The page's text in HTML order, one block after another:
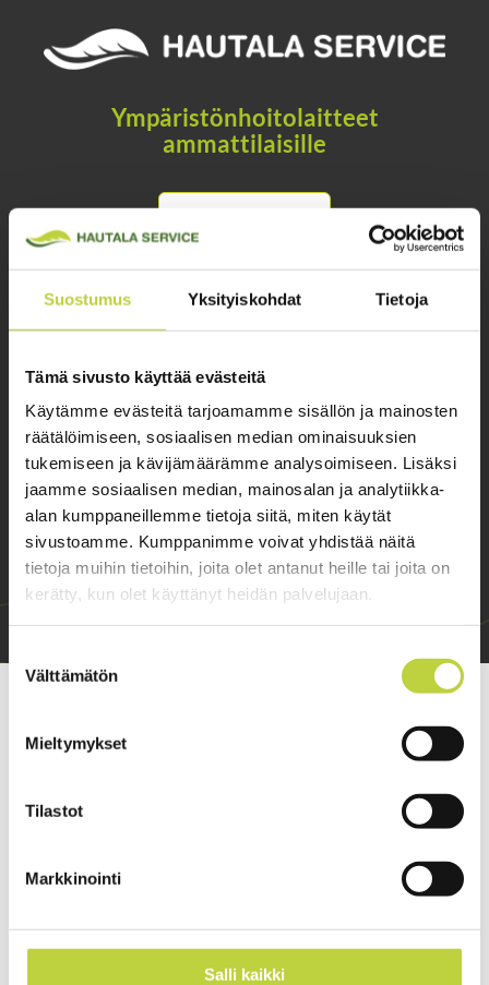
Suostumus Yksityiskohdat Tietoja
Tämä sivusto käyttää evästeitä
Käytämme evästeitä tarjoamamme sisällön ja mainosten
räätälöimiseen, sosiaalisen median ominaisuuksien
tukemiseen ja kävijämäärämme analysoimiseen. Lisäksi
jaamme sosiaalisen median, mainosalan ja analytiikka-
alan kumppaneillemme tietoja siitä, miten käytät
sivustoamme. Kumppanimme voivat yhdistää näitä
tietoja muihin tietoihin, joita olet antanut heille tai joita on
kerätty, kun olet käyttänyt heidän palvelujaan.
valinta
Välttämätön
Mieltymykset
Tilastot
Markkinointi
Salli kaikki
Ympäristönhoitolaitteet
ammattilaisille
Hautala Service / Oikea Konekauppa Pro Oy
Myymälä
Avoinna 8.00 - 16.00, la suljettu
› Konemyynti › Myymälä
Ruohonleikkurit
Kelamurskaimet
Ruohonleikkurit
Robottiruohonleikkurit